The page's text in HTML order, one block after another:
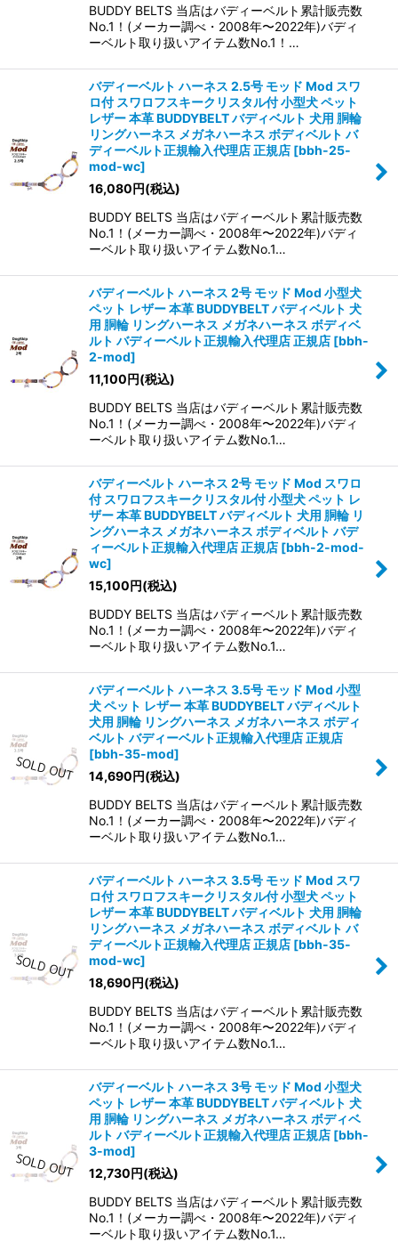
BUDDY BELTS 当店はバディーベルト累計販売数
No.1！(メーカー調べ・2008年〜2022年)バディ
ーベルト取り扱いアイテム数No.1！…
バディーベルト ハーネス 2.5号 モッド Mod スワ
ロ付 スワロフスキークリスタル付 小型犬 ペット
レザー 本革 BUDDYBELT バディベルト 犬用 胴輪
リングハーネス メガネハーネス ボディベルト バ
ディーベルト正規輸入代理店 正規店 [bbh-25-
mod-wc]
16,080円(税込)
BUDDY BELTS 当店はバディーベルト累計販売数
No.1！(メーカー調べ・2008年〜2022年)バディ
ーベルト取り扱いアイテム数No.1…
バディーベルト ハーネス 2号 モッド Mod 小型犬
ペット レザー 本革 BUDDYBELT バディベルト 犬
用 胴輪 リングハーネス メガネハーネス ボディベ
ルト バディーベルト正規輸入代理店 正規店 [bbh-
2-mod]
11,100円(税込)
BUDDY BELTS 当店はバディーベルト累計販売数
No.1！(メーカー調べ・2008年〜2022年)バディ
ーベルト取り扱いアイテム数No.1…
バディーベルト ハーネス 2号 モッド Mod スワロ
付 スワロフスキークリスタル付 小型犬 ペット レ
ザー 本革 BUDDYBELT バディベルト 犬用 胴輪 リ
ングハーネス メガネハーネス ボディベルト バデ
ィーベルト正規輸入代理店 正規店 [bbh-2-mod-
wc]
15,100円(税込)
BUDDY BELTS 当店はバディーベルト累計販売数
No.1！(メーカー調べ・2008年〜2022年)バディ
ーベルト取り扱いアイテム数No.1…
バディーベルト ハーネス 3.5号 モッド Mod 小型
犬 ペット レザー 本革 BUDDYBELT バディベルト
犬用 胴輪 リングハーネス メガネハーネス ボディ
ベルト バディーベルト正規輸入代理店 正規店
[bbh-35-mod]
14,690円(税込)
BUDDY BELTS 当店はバディーベルト累計販売数
No.1！(メーカー調べ・2008年〜2022年)バディ
ーベルト取り扱いアイテム数No.1…
バディーベルト ハーネス 3.5号 モッド Mod スワ
ロ付 スワロフスキークリスタル付 小型犬 ペット
レザー 本革 BUDDYBELT バディベルト 犬用 胴輪
リングハーネス メガネハーネス ボディベルト バ
ディーベルト正規輸入代理店 正規店 [bbh-35-
mod-wc]
18,690円(税込)
BUDDY BELTS 当店はバディーベルト累計販売数
No.1！(メーカー調べ・2008年〜2022年)バディ
ーベルト取り扱いアイテム数No.1…
バディーベルト ハーネス 3号 モッド Mod 小型犬
ペット レザー 本革 BUDDYBELT バディベルト 犬
用 胴輪 リングハーネス メガネハーネス ボディベ
ルト バディーベルト正規輸入代理店 正規店 [bbh-
3-mod]
12,730円(税込)
BUDDY BELTS 当店はバディーベルト累計販売数
No.1！(メーカー調べ・2008年〜2022年)バディ
ーベルト取り扱いアイテム数No.1…